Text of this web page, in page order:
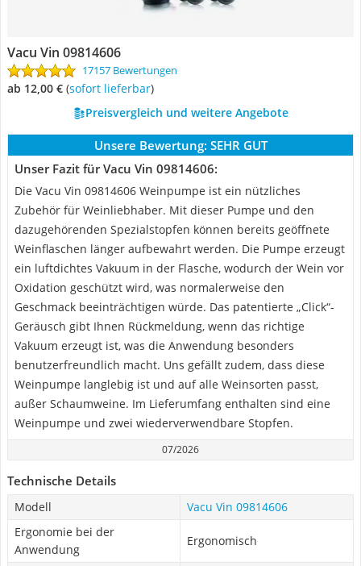
Vacu Vin 09814606
17157 Bewertungen
ab 12,00 € ( Sofort lieferbar)
Preisvergleich und weitere Angebote
Unsere Bewertung: SEHR GUT
Unser Fazit für Vacu Vin 09814606:
Die Vacu Vin 09814606 Weinpumpe ist ein nützliches
Zubehör für Weinliebhaber. Mit dieser Pumpe und den
dazugehörenden Spezialstopfen können bereits geöffnete
Weinflaschen länger aufbewahrt werden. Die Pumpe erzeugt
ein luftdichtes Vakuum in der Flasche, wodurch der Wein vor
Oxidation geschützt wird, was normalerweise den
Geschmack beeinträchtigen würde. Das patentierte „Click“-
Geräusch gibt Ihnen Rückmeldung, wenn das richtige
Vakuum erzeugt ist, was die Anwendung besonders
benutzerfreundlich macht. Uns gefällt zudem, dass diese
Weinpumpe langlebig ist und auf alle Weinsorten passt,
außer Schaumweine. Im Lieferumfang enthalten sind eine
Weinpumpe und zwei wiederverwendbare Stopfen.
07/2026
Technische Details
Modell
Vacu Vin 09814606
Ergonomie bei der
Anwendung
Ergonomisch